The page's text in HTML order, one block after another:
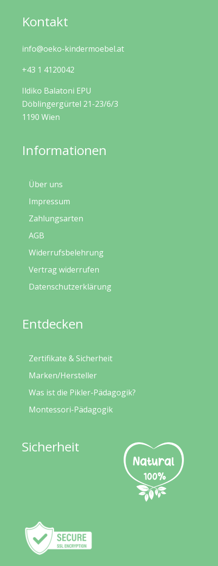
Kontakt
info@oeko-kindermoebel.at
+43 1 4120042
Ildiko Balatoni EPU
Döblingergürtel 21-23/6/3
1190 Wien
Informationen
Über uns
Impressum
Zahlungsarten
AGB
Widerrufsbelehrung
Vertrag widerrufen
Datenschutzerklärung
Entdecken
Zertifikate & Sicherheit
Marken/Hersteller
Was ist die Pikler-Pädagogik?
Montessori-Pädagogik
Sicherheit